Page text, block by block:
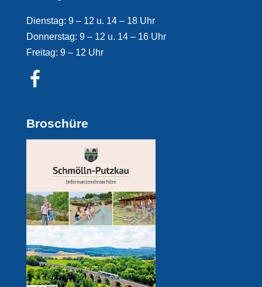
Dienstag: 9 – 12 u. 14 – 18 Uhr
Donnerstag: 9 – 12 u. 14 – 16 Uhr
Freitag: 9 – 12 Uhr
Broschüre